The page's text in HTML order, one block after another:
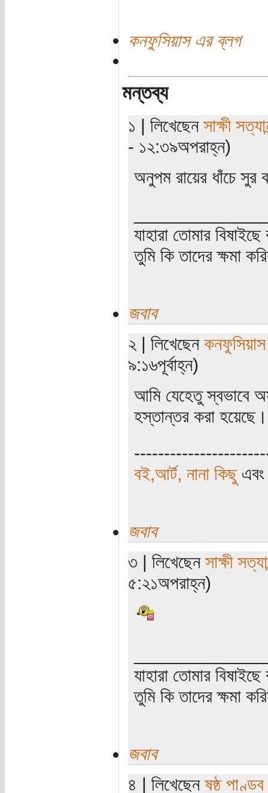
কনফুসিয়াস এর ব্লগ
মন্তব্য
১ | লিখেছেন সাক্ষী
- ১২:৩৯অপরাহ্ন)
অনুপম রায়ের ধাঁচে সুর
যাহারা তোমার
তুমি কি তাদের ক্ষমা
জবাব
২ | লিখেছেন কনফুসিয়াস
৯:১৬পূর্বাহ্ন)
আমি যেহেতু স্বভাবে
হস্তান্তর করা
বই,আর্ট, নানা কিছু
জবাব
৩ | লিখেছেন সাক্ষী
৫:২১অপরাহ্ন)
যাহারা তোমার
তুমি কি তাদের ক্ষমা
জবাব
৪ | লিখেছেন ষষ্ঠ পাণ্ডব